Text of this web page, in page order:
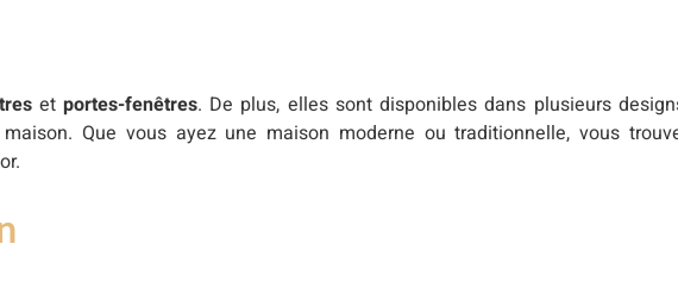
etportes-fenêtres. De plus, elles sont disponibles dans plusieurs
Que vous ayez une maison moderne ou traditionnelle, vous